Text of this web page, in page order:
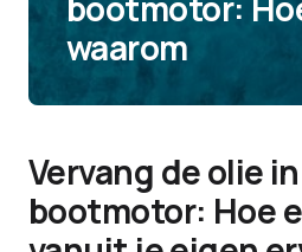
waarom
Vervang de olie
bootmotor: Hoe